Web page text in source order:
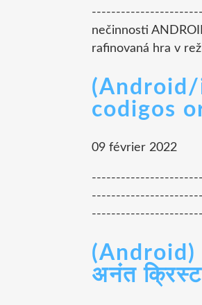
nečinnosti
rafinovaná hra v
(Android/
codigos
09 février 2022
(Android)
अनंत